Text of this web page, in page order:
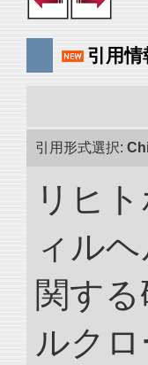
引用情
引用形式選択:
リヒ
ィル
関す
ルク